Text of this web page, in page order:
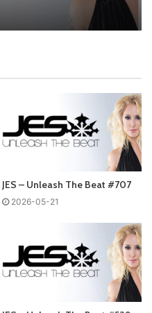
VK:
MUSIC
Hersey – Lost In The
JES – Unleash The Beat #707
2026-05-21